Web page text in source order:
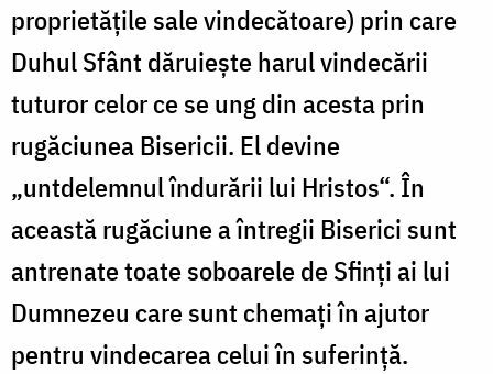
proprietăţile sale vindecătoare) prin care
Duhul Sfânt dăruieşte harul vindecării
tuturor celor ce se ung din acesta prin
rugăciunea Bisericii. El devine
„untdelemnul îndurării lui Hristos“. În
această rugăciune a întregii Biserici sunt
antrenate toate soboarele de Sfinţi ai lui
Dumnezeu care sunt chemaţi în ajutor
pentru vindecarea celui în suferinţă.